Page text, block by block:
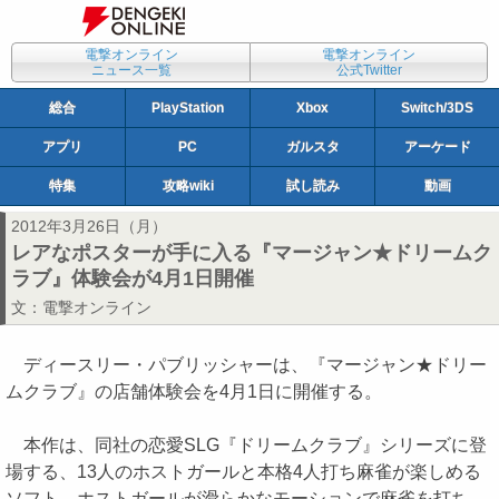
電撃オンライン
ニュース一覧
電撃オンライン
公式Twitter
総合 PlayStation Xbox Switch/3DS
アプリ PC ガルスタ アーケード
特集 攻略wiki 試し読み 動画
2012年3月26日（月）
レアなポスターが手に入る『マージャン★ドリームク
ラブ』体験会が4月1日開催
文： 電撃オンライン
ディースリー・パブリッシャーは、『マージャン★ドリー
ムクラブ』の店舗体験会を4月1日に開催する。
本作は、同社の恋愛SLG『ドリームクラブ』シリーズに登
場する、13人のホストガールと本格4人打ち麻雀が楽しめる